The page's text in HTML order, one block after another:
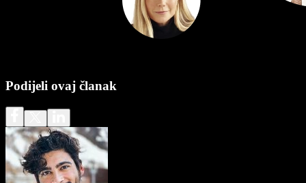
Podijeli ovaj članak